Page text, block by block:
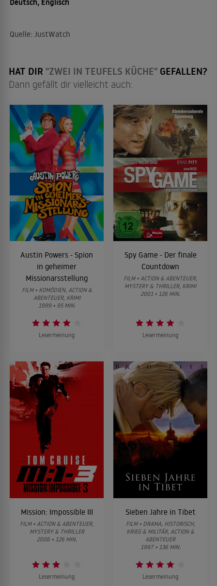
Quelle: JustWatch
HAT DIR "ZWEI IN TEUFELS KÜCHE" GEFALLEN?
Dann gefällt dir vielleicht auch:
Austin Powers - Spion
in geheimer
Missionarsstellung
FILM • KOMÖDIEN, ACTION &
ABENTEUER, KRIMI
1999 • 95 MIN.
Lesermeinung
Spy Game - Der finale
Countdown
FILM • ACTION & ABENTEUER,
MYSTERY & THRILLER, KRIMI
2001 • 126 MIN.
Lesermeinung
Mission: Impossible III
FILM • ACTION & ABENTEUER,
MYSTERY & THRILLER
2006 • 126 MIN.
Lesermeinung
Sieben Jahre in Tibet
FILM • DRAMA, HISTORISCH,
KRIEG & MILITÄR, ACTION &
ABENTEUER
1997 • 136 MIN.
Lesermeinung